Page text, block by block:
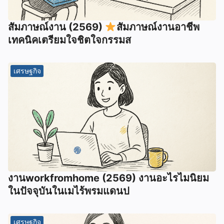
สัมภาษณ์งาน (2569)
สัมภาษณ์งานอาชีพ
เทคนิคเตรียมใจชิตใจกรรมส
เศรษฐกิจ
งานworkfromhome (2569) งานอะไรไมนิยม
ในปัจจุบันในเมไร้พรมแดนป
เศรษฐกิจ